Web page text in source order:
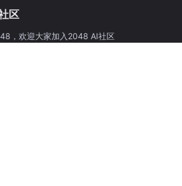
区
，欢迎大家加入2048 AI社区